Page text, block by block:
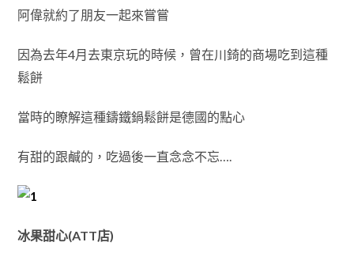
阿偉就約了朋友一起來嘗嘗
因為去年4月去東京玩的時候，曾在川錡的商場吃到這種
鬆餅
當時的瞭解這種鑄鐵鍋鬆餅是德國的點心
有甜的跟鹹的，吃過後一直念念不忘….
冰果甜心(ATT店)